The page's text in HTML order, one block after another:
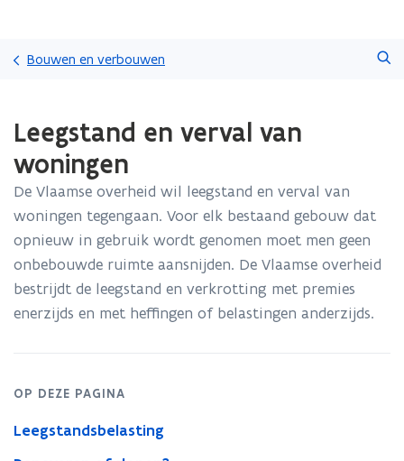
gaan
Bouwen en verbouwen
met
laden.
zich
op:
Leegstand
van
woningen
Leegstand en verval van
woningen
De Vlaamse overheid wil leegstand en verval van
woningen tegengaan. Voor elk bestaand gebouw dat
opnieuw in gebruik wordt genomen moet men geen
onbebouwde ruimte aansnijden. De Vlaamse overheid
bestrijdt de leegstand en verkrotting met premies
enerzijds en met heffingen of belastingen anderzijds.
OP DEZE PAGINA
Leegstandsbelasting